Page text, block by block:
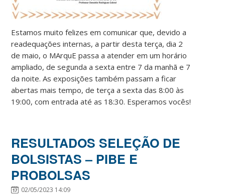
Estamos muito felizes em comunicar que, devido a
readequações internas, a partir desta terça, dia 2
de maio, o MArquE passa a atender em um horário
ampliado, de segunda a sexta entre 7 da manhã e 7
da noite. As exposições também passam a ficar
abertas mais tempo, de terça a sexta das 8:00 às
19:00, com entrada até as 18:30. Esperamos vocês!
RESULTADOS SELEÇÃO DE
BOLSISTAS – PIBE E
PROBOLSAS
02/05/2023 14:09